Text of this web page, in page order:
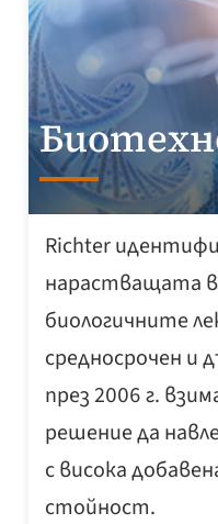
Richter
нарастващата
биологичните
средносрочен и
през 2006 г.
решение да
с висока
стойност.